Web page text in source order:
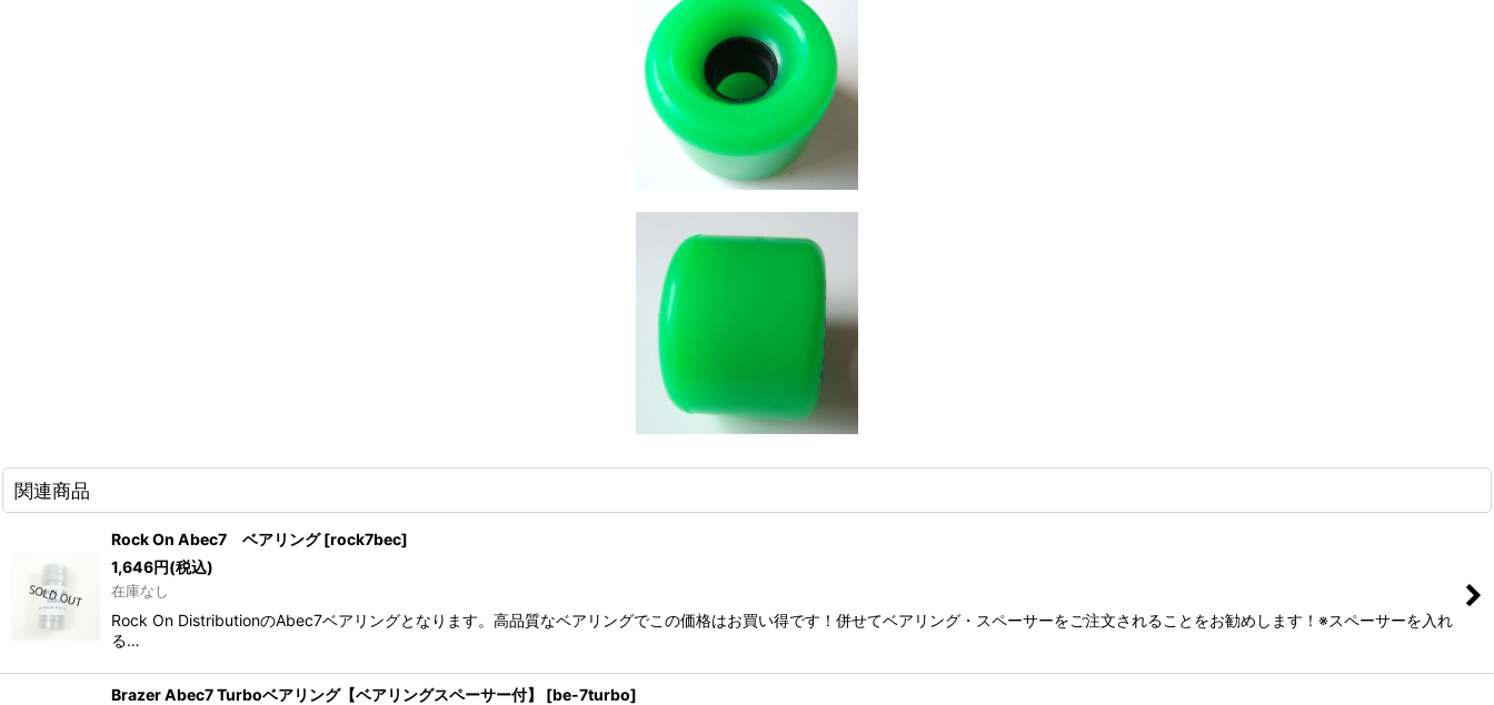
関連商品
Rock On Abec7 ベアリング [rock7bec]
1,646円(税込)
在庫なし
Rock On DistributionのAbec7ベアリングとなります。高品質なベアリングでこの価格はお買い得です！併せてベアリング・スペーサーをご注文されることをお勧めします！※スペーサーを入れ
る…
Brazer Abec7 Turboベアリング【ベアリングスペーサー付】 [be-7turbo]